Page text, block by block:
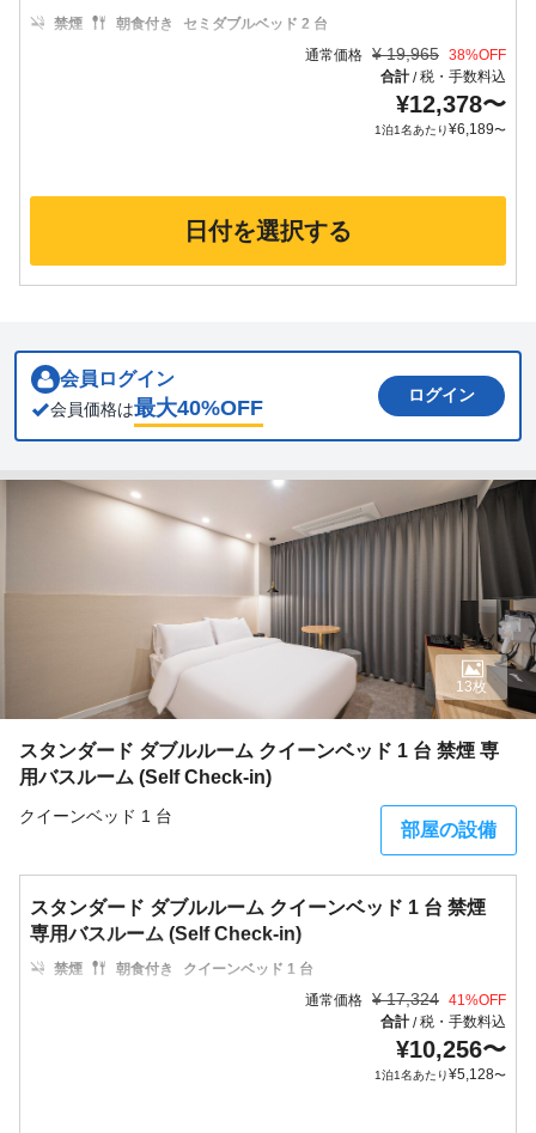
禁煙 朝食付き
セミダブルベッド 2 台
通常価格 ¥ 19,965 38%OFF
合計/税・手数料込
¥12,378〜
1泊1名あたり¥6,189〜
日付を選択する
会員ログイン
会員価格は最大40%OFF
ログイン
スタンダード ダブルルーム クイーンベッド 1 台 禁煙 専
用バスルーム (Self Check-in)
クイーンベッド 1 台
部屋の設備
13枚
スタンダード ダブルルーム クイーンベッド 1 台 禁煙
専用バスルーム (Self Check-in)
禁煙 朝食付き
クイーンベッド 1 台
通常価格 ¥ 17,324 41%OFF
合計/税・手数料込
¥10,256〜
1泊1名あたり¥5,128〜